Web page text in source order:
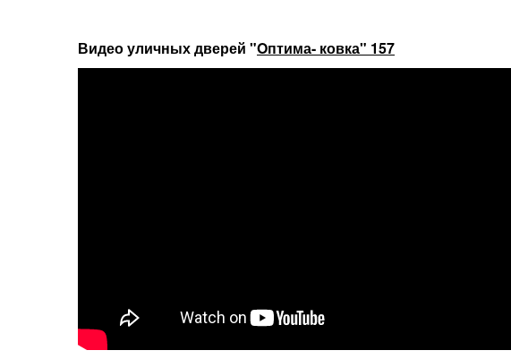
Видео уличных дверей "Oптима- ковка" 157